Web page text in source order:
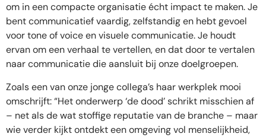
om in een compacte organisatie écht impact te maken. Je
bent communicatief vaardig, zelfstandig en hebt gevoel
voor tone of voice en visuele communicatie. Je houdt
ervan om een verhaal te vertellen, en dat door te vertalen
naar communicatie die aansluit bij onze doelgroepen.
Zoals een van onze jonge collega’s haar werkplek mooi
omschrijft: “Het onderwerp ‘de dood’ schrikt misschien af
– net als de wat stoffige reputatie van de branche – maar
wie verder kijkt ontdekt een omgeving vol menselijkheid,